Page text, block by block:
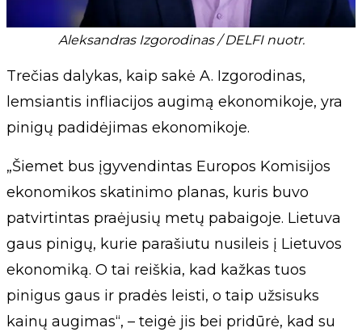
Aleksandras Izgorodinas / DELFI nuotr.
Trečias dalykas, kaip sakė A. Izgorodinas,
lemsiantis infliacijos augimą ekonomikoje, yra
pinigų padidėjimas ekonomikoje.
„Šiemet bus įgyvendintas Europos Komisijos
ekonomikos skatinimo planas, kuris buvo
patvirtintas praėjusių metų pabaigoje. Lietuva
gaus pinigų, kurie parašiutu nusileis į Lietuvos
ekonomiką. O tai reiškia, kad kažkas tuos
pinigus gaus ir pradės leisti, o taip užsisuks
kainų augimas“, – teigė jis bei pridūrė, kad su